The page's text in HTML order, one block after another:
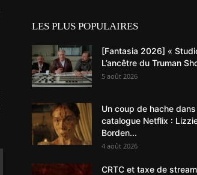
LES PLUS POPULAIRES
[Fantasia 2026] «
L’ancêtre du Truman
5 août 2026
Un coup de hache
catalogue Netflix :
Borden...
4 août 2026
CRTC et taxe de